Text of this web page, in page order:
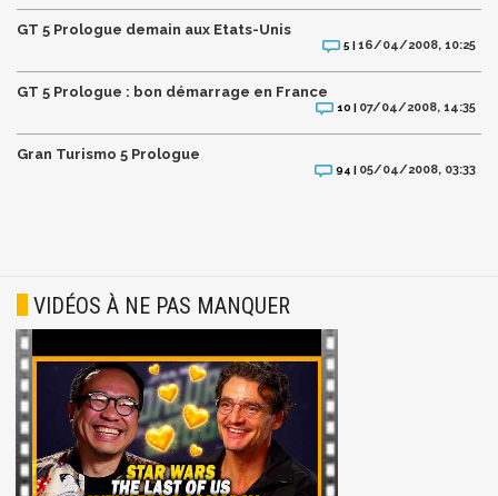
GT 5 Prologue demain aux Etats-Unis
5 |16/04/2008, 10:25
GT 5 Prologue : bon démarrage en France
10 | 07/04/2008, 14:35
Gran Turismo 5 Prologue
94 | 05/04/2008, 03:33
VIDÉOS À NE PAS MANQUER